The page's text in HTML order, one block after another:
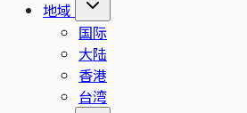
地域
国际
大陆
香港
台湾